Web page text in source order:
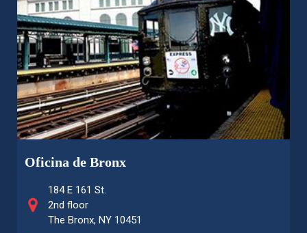
Oficina de Bronx
184 E 161 St.
2nd floor
The Bronx, NY 10451